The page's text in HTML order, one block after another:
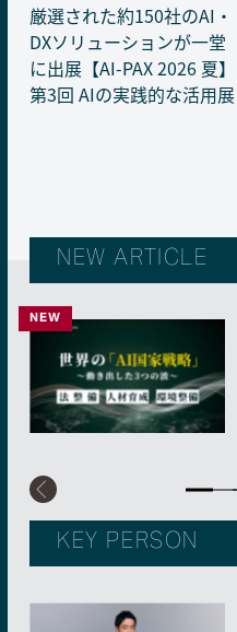
厳選された約150社のAI・
DXソリューションが一堂
に出展【AI-PAX 2026 夏】
第3回 AIの実践的な活用展
NEW ARTICLE
NEW
NEW
KEY PERSON